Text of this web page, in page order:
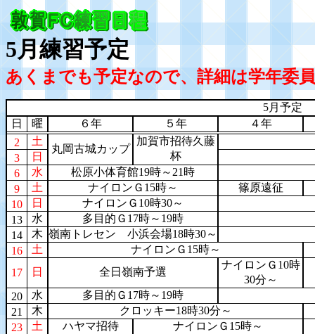
5月練習予定
あくまでも予定なので、詳細は学年委
5月予定
日
曜 ６年 ５年
４年
2
土
丸岡古城カップ
加賀市招待久藤
杯
3
日
6
水
松原小体育館19時～21時
9
土 ナイロンＧ15時～
篠原遠征
10
日
ナイロンＧ10時30～
13
水
多目的Ｇ17時～19時
14
木 嶺南トレセン 小浜会場18時30～
16
土
ナイロンＧ15時～
17
日 全日嶺南予選
ナイロンＧ10時
30分～
20
水
多目的Ｇ17時～19時
21
木
クロッキー18時30分～
23
土 ハヤマ招待
ナイロンＧ15時～